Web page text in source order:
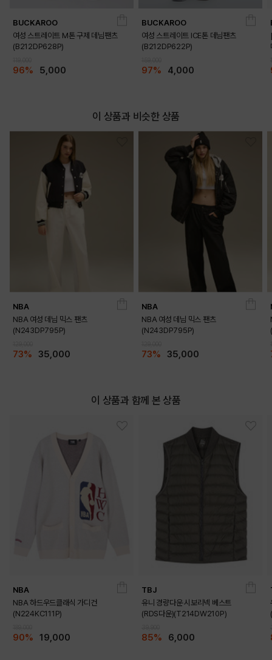
BUCKAROO
여성 스트레이트 M톤 구제 데님팬츠
(B212DP628P)
96% 5,000
BUCKAROO
여성 스트레이트 ICE톤 데님팬츠
(B212DP622P)
97% 4,000
이 상품과 비슷한 상품
NBA
NBA 여성 데님 믹스 팬츠
(N243DP795P)
73% 35,000
NBA
NBA 여성 데님 믹스 팬츠
(N243DP795P)
73% 35,000
이 상품과 함께 본 상품
NBA
NBA 하드우드클래식 가디건
(N224KC111P)
90% 19,000
TBJ
유니 경량다운 시보리넥 베스트
(RDS다운)(T214DW210P)
85% 6,000